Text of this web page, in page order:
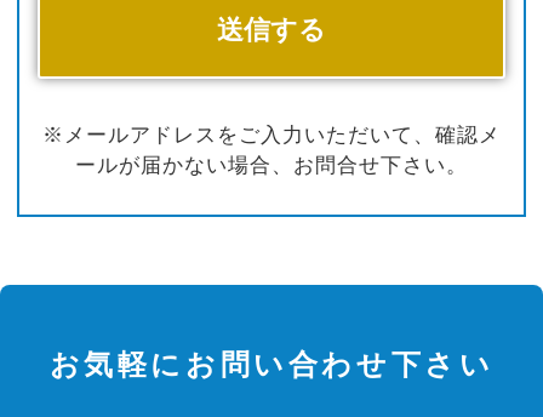
※メールアドレスをご入力いただいて、確認メ
ールが届かない場合、お問合せ下さい。
お気軽にお問い合わせ下さい